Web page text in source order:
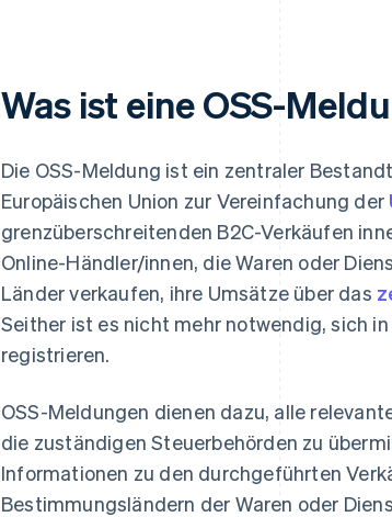
Was ist eine OSS-
Die OSS-Meldung ist ein zentraler
Europäischen Union zur Vereinfachung der
grenzüberschreitenden B2C-Verkäufen
Online-Händler/innen, die Waren oder
Länder verkaufen, ihre Umsätze über das
Seither ist es nicht mehr notwendig, sich
registrieren.
OSS-Meldungen dienen dazu, alle
die zuständigen Steuerbehörden zu
Informationen zu den durchgeführten
Bestimmungsländern der Waren oder